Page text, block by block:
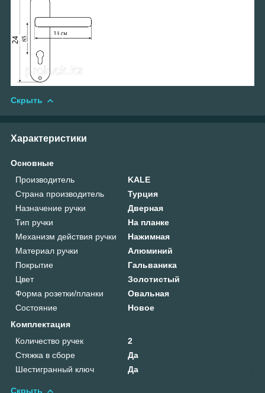
Скрыть
Характеристики
Основные
Производитель
KALE
Страна производитель
Турция
Назначение ручки
Дверная
Тип ручки
На планке
Механизм действия ручки
Нажимная
Материал ручки
Алюминий
Покрытие
Гальваника
Цвет
Золотистый
Форма розетки/планки
Овальная
Состояние
Новое
Комплектация
Количество ручек
2
Стяжка в сборе
Да
Шестигранный ключ
Да
Скрыть